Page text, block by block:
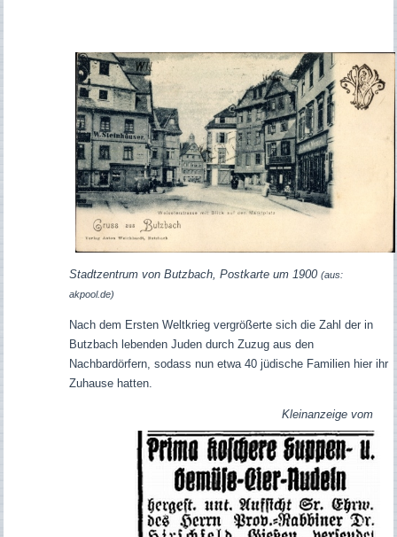
Stadtzentrum von Butzbach, Postkarte um 1900 (aus:
akpool.de)
Nach dem Ersten Weltkrieg vergrößerte sich die Zahl der in
Butzbach lebenden Juden durch Zuzug aus den
Nachbardörfern, sodass nun etwa 40 jüdische Familien hier ihr
Zuhause hatten.
Kleinanzeige vom